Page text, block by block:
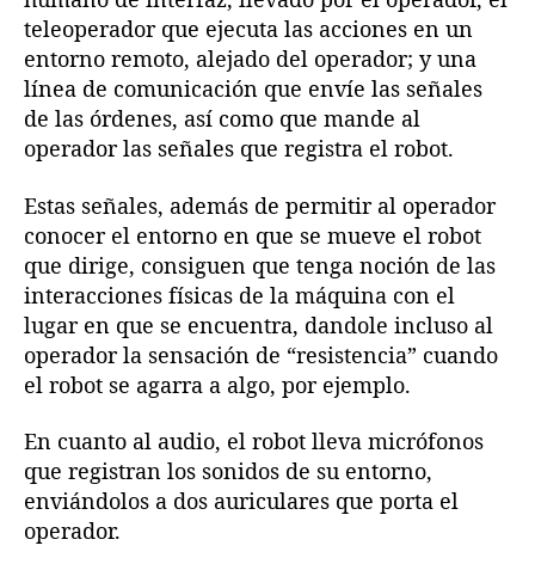
teleoperador que ejecuta las acciones en un
entorno remoto, alejado del operador; y una
línea de comunicación que envíe las señales
de las órdenes, así como que mande al
operador las señales que registra el robot.
Estas señales, además de permitir al operador
conocer el entorno en que se mueve el robot
que dirige, consiguen que tenga noción de las
interacciones físicas de la máquina con el
lugar en que se encuentra, dandole incluso al
operador la sensación de “resistencia” cuando
el robot se agarra a algo, por ejemplo.
En cuanto al audio, el robot lleva micrófonos
que registran los sonidos de su entorno,
enviándolos a dos auriculares que porta el
operador.